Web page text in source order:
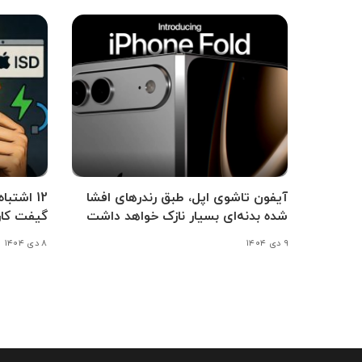
آیفون تاشوی اپل، طبق رندرهای افشا
شده بدنه‌ای بسیار نازک خواهد داشت
۹ دی ۱۴۰۴
12
گیفت
۸ دی ۱۴۰۴